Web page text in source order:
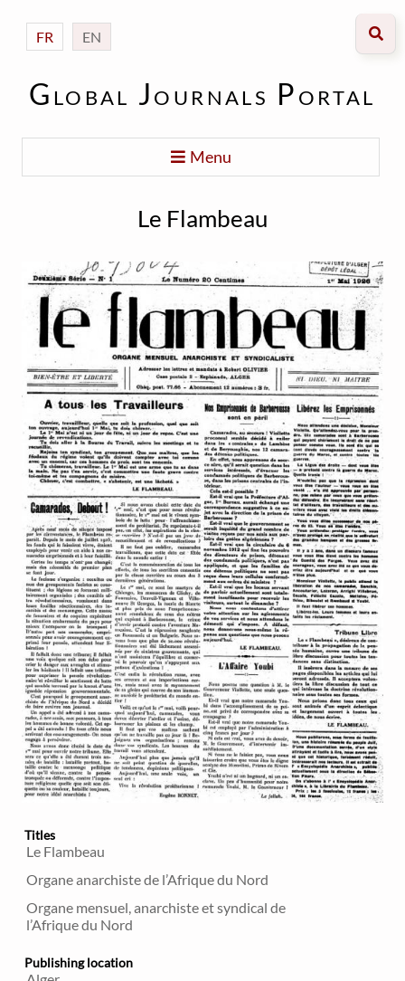
FR EN
Global Journals Portal
Menu
Le Flambeau
Titles
Le Flambeau
Organe anarchiste de l’Afrique du Nord
Organe mensuel, anarchiste et syndical de
l’Afrique du Nord
Publishing location